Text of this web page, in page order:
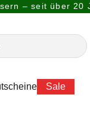
– seit über 20
Sale